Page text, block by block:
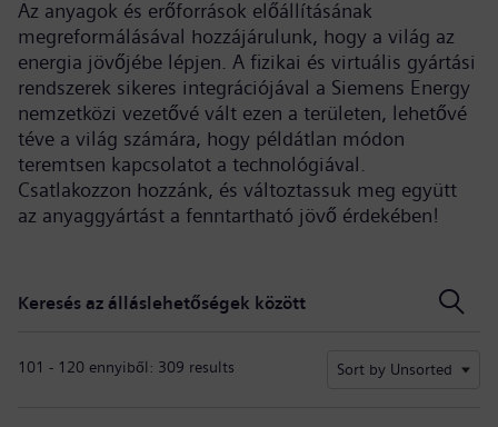
Az anyagok és erőforrások előállításának
megreformálásával hozzájárulunk, hogy a világ az
energia jövőjébe lépjen. A fizikai és virtuális gyártási
rendszerek sikeres integrációjával a Siemens Energy
nemzetközi vezetővé vált ezen a területen, lehetővé
téve a világ számára, hogy példátlan módon
teremtsen kapcsolatot a technológiával.
Csatlakozzon hozzánk, és változtassuk meg együtt
az anyaggyártást a fenntartható jövő érdekében!
Keresés az álláslehetőségek között
101 - 120 ennyiből: 309 results Sort by Unsorted